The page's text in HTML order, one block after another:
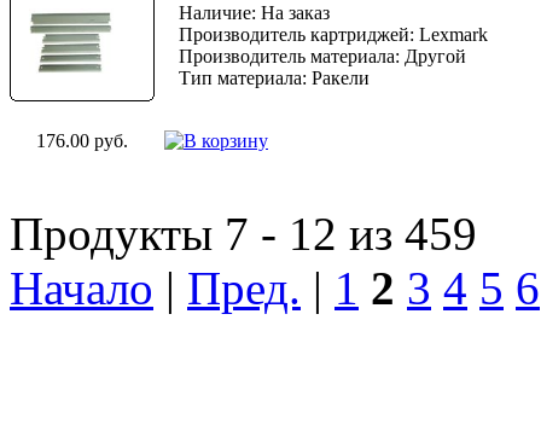
Наличие: На заказ
Производитель картриджей: Lexmark
Производитель материала: Другой
Тип материала: Ракели
176.00 руб.
Продукты 7 - 12 из 459
Начало | Пред. | 1 2 3 4 5 6